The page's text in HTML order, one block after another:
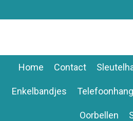
direct
hoofdinhoud
Home Contact
Enkelbandjes
Oorbellen